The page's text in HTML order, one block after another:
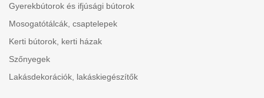
Gyerekbútorok és ifjúsági bútorok
Mosogatótálcák, csaptelepek
Kerti bútorok, kerti házak
Szőnyegek
Lakásdekorációk, lakáskiegészítők